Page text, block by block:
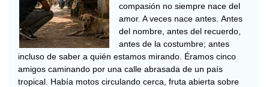
compasión no siempre nace del
amor. A veces nace antes. Antes
del nombre, antes del recuerdo,
antes de la costumbre; antes
incluso de saber a quién estamos mirando. Éramos cinco
amigos caminando por una calle abrasada de un país
tropical. Había motos circulando cerca, fruta abierta sobre